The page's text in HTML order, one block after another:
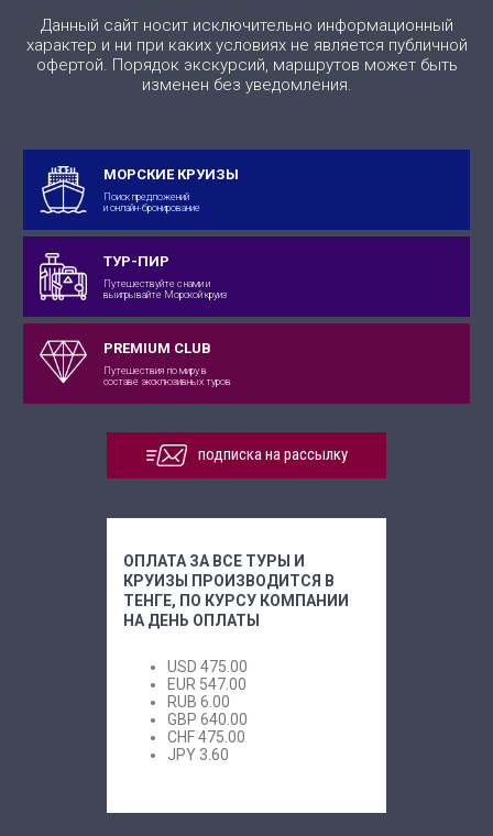
Данный сайт носит исключительно информационный
характер и ни при каких условиях не является публичной
офертой. Порядок экскурсий, маршрутов может быть
изменен без уведомления.
МОРСКИЕ КРУИЗЫ
Поиск предложений
и онлайн-бронирование
ТУР-ПИР
Путешествуйте с нами и
выигрывайте Морской круиз
PREMIUM CLUB
Путешествия по миру в
составе эксклюзивных туров
подписка на рассылку
ОПЛАТА ЗА ВСЕ ТУРЫ И
КРУИЗЫ ПРОИЗВОДИТСЯ В
ТЕНГЕ, ПО КУРСУ КОМПАНИИ
НА ДЕНЬ ОПЛАТЫ
USD 475.00
EUR 547.00
RUB 6.00
GBP 640.00
CHF475.00
JPY 3.60